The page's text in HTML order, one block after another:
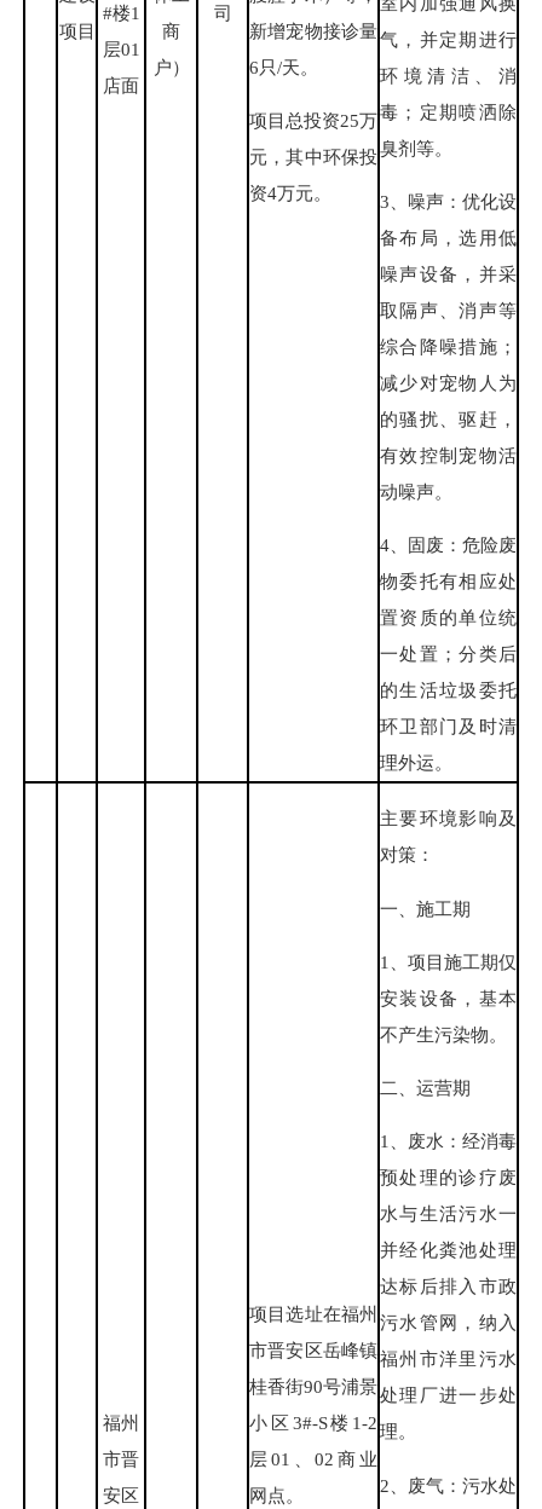
项目
#楼1
层01
店面
商
户）
司
新增宠物接诊量
6只/天。
项目总投资25万
元，其中环保投
资4万元。
气，并定期进行
环境清洁、消
毒；定期喷洒除
臭剂等。
3、噪声：优化设
备布局，选用低
噪声设备，并采
取隔声、消声等
综合降噪措施；
减少对宠物人为
的骚扰、驱赶，
有效控制宠物活
动噪声。
4、固废：危险废
物委托有相应处
置资质的单位统
一处置；分类后
的生活垃圾委托
环卫部门及时清
理外运。
福州
市晋
安区
项目选址在福州
市晋安区岳峰镇
桂香街90号浦景
小区3#-S楼1-2
层01、02商业
网点。
主要环境影响及
对策：
一、施工期
1、项目施工期仅
安装设备，基本
不产生污染物。
二、运营期
1、废水：经消毒
预处理的诊疗废
水与生活污水一
并经化粪池处理
达标后排入市政
污水管网，纳入
福州市洋里污水
处理厂进一步处
理。
2、废气：污水处